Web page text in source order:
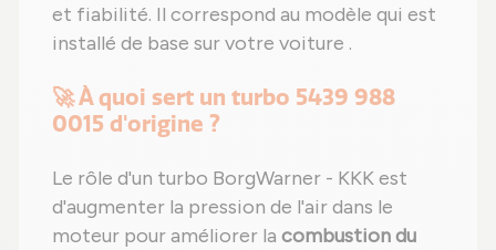
et fiabilité. Il correspond au modèle qui est
installé de base sur votre voiture .
🚀 À quoi sert un turbo 5439 988
0015 d'origine ?
Le rôle d'un turbo BorgWarner - KKK est
d'augmenter la pression de l'air dans le
moteur pour améliorer la combustion du